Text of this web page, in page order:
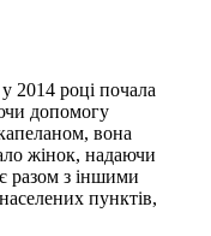
2014 році почала
допомогу
вона
жінок, надаючи
разом з іншими
пунктів,